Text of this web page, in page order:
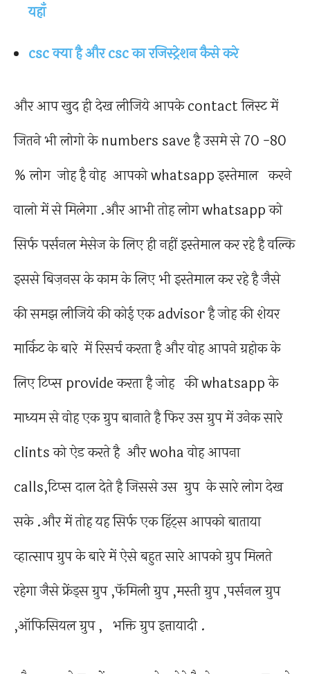
यहाँ
csc क्या है और csc का रजिस्ट्रेशन कैसे करे
और आप खुद ही देख लीजिये आपके contact लिस्ट में
जितने भी लोगो के numbers save है उसमे से 70 -80
% लोग जोह है वोह आपको whatsapp इस्तेमाल करने
वालो में से मिलेगा .और आभी तोह लोग whatsapp को
सिर्फ पर्सनल मेसेज के लिए ही नहीं इस्तेमाल कर रहे है वल्कि
इससे बिज़नस के काम के लिए भी इस्तेमाल कर रहे है जैसे
की समझ लीजिये की कोई एक advisor है जोह की शेयर
मार्किट के बारे में रिसर्च करता है और वोह आपने ग्रहोक के
लिए टिप्स provide करता है जोह की whatsapp के
माध्यम से वोह एक ग्रुप बानाते है फिर उस ग्रुप में उनेक सारे
clints को ऐड करते है और woha वोह आपना
calls,टिप्स दाल देते है जिससे उस ग्रुप के सारे लोग देख
सके .और में तोह यह सिर्फ एक हिंट्स आपको बाताया
व्हात्साप ग्रुप के बारे में ऐसे बहुत सारे आपको ग्रुप मिलते
रहेगा जैसे फ्रेंड्स ग्रुप ,फॅमिली ग्रुप ,मस्ती ग्रुप ,पर्सनल ग्रुप
,ऑफिसियल ग्रुप , भक्ति ग्रुप इत्तायादी .